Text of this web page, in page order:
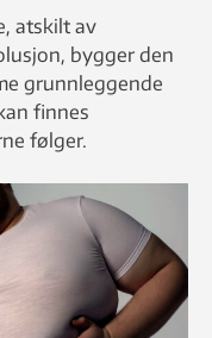
atskilt av
bygger den
grunnleggende
finnes
følger.